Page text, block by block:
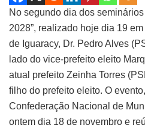
No segundo dia dos
2028”, realizado hoje dia 19
de Iguaracy, Dr. Pedro Alves
lado do vice-prefeito eleito
atual prefeito Zeinha Torres
filho do prefeito eleito. O
Confederação Nacional de
ontem dia 18 de novembro e